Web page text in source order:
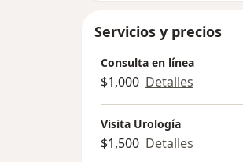
Servicios y precios
Consulta en línea
$1,000 Detalles
Visita Urología
$1,500 Detalles